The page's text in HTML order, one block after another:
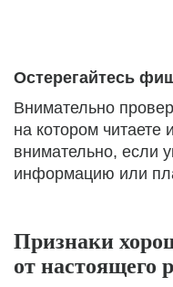
Остерегайтесь
Внимательно
на котором
внимательно, если
информацию или
Признаки
от настоящего